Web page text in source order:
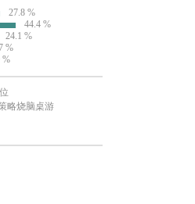
27.8 %
44.4 %
24.1 %
%
%
略烧脑桌游